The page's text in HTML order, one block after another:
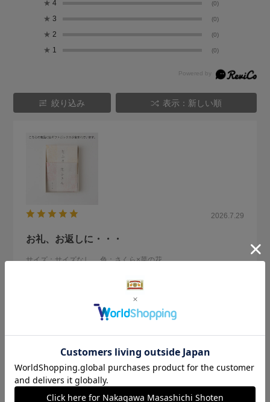
★ 4 (0)
★ 3 (0)
★ 2 (0)
★ 1 (0)
絞り込み 表示：新しい順
2026.7.29
お礼、お返しに・・・
サイズ：サイズなし 色：さくら×菜の花